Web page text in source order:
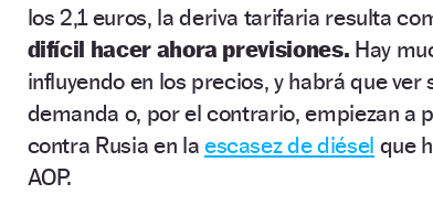
los 2,1 euros, la deriva tarifaria resulta
difícil hacer ahora previsiones. Hay
influyendo en los precios, y habrá que
demanda o, por el contrario, empiezan a
contra Rusia en la escasez de diésel que
AOP.